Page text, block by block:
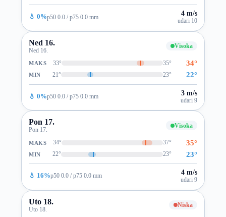
💧 0%p50 0.0 / p75 0.0 mm 4 m/s
udari 10
Ned 16.
Ned 16.
Visoka
MAKS 33° 35° 34°
MIN 21° 23° 22°
💧 0%p50 0.0 / p75 0.0 mm 3 m/s
udari 9
Pon 17.
Pon 17.
Visoka
MAKS 34° 37° 35°
MIN 22° 23° 23°
💧 16%p50 0.0 / p75 0.0 mm 4 m/s
udari 9
Uto 18.
Uto 18.
Niska